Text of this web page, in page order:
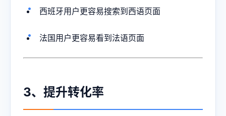
西班牙用户更容易搜索到西语页面
法国用户更容易看到法语页面
3、提升转化率